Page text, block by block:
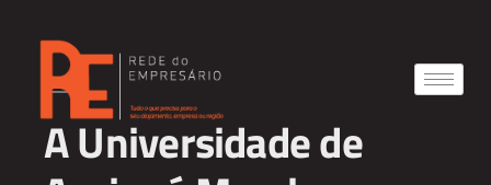
A Universidade de